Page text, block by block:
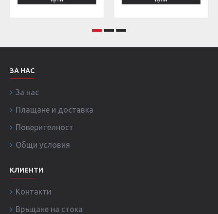
ЗА НАС
За нас
Плащане и доставка
Поверителност
Общи условия
КЛИЕНТИ
Контакти
Връщане на стока